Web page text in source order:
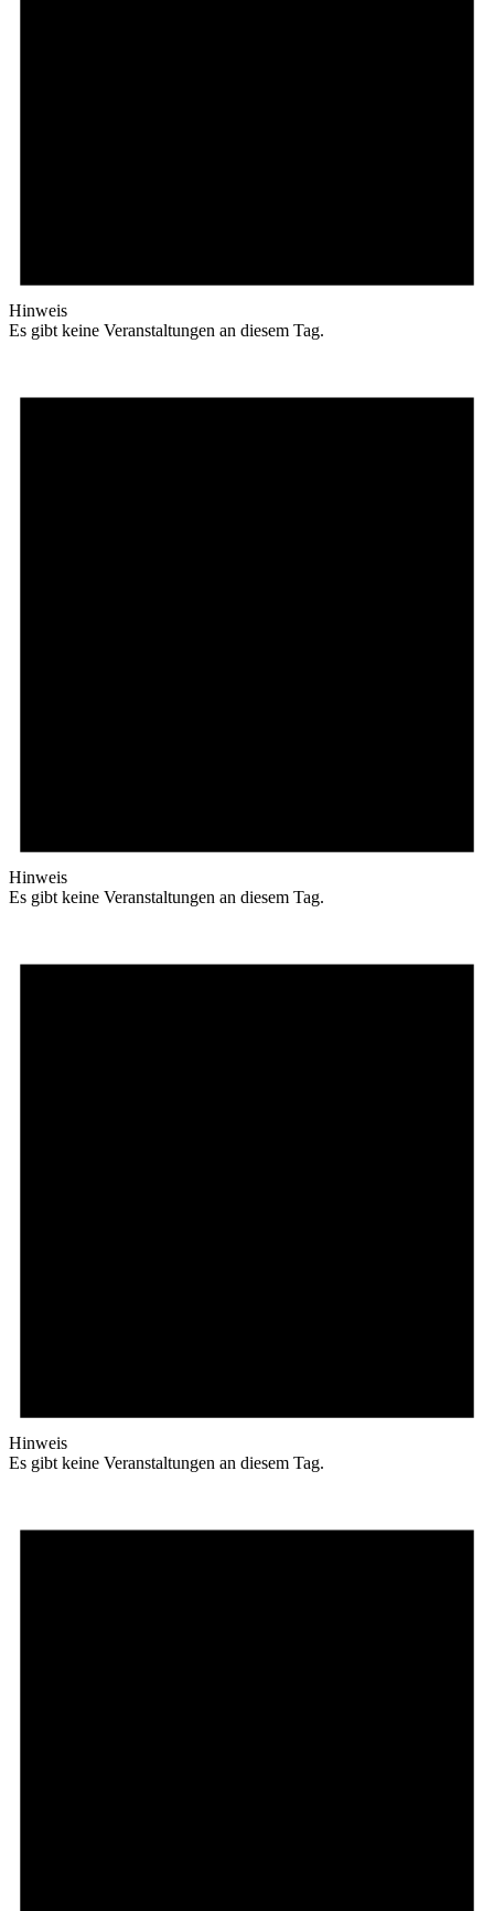
Hinweis
Es gibt keine Veranstaltungen an diesem Tag.
Hinweis
Es gibt keine Veranstaltungen an diesem Tag.
Hinweis
Es gibt keine Veranstaltungen an diesem Tag.